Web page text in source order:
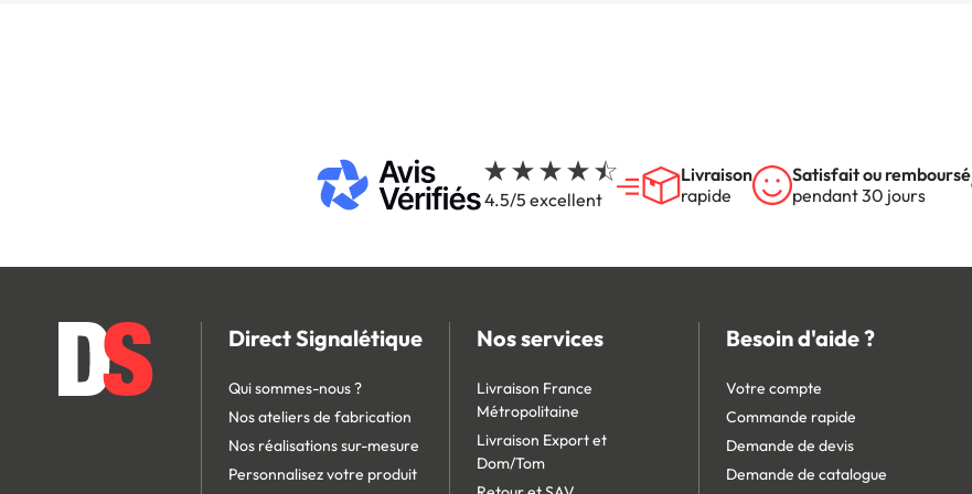
4.5/5 excellent
Livraison
rapide
Satisfait ou remboursé
pendant 30 jours
Direct Signalétique
Qui sommes-nous ?
Nos ateliers de fabrication
Nos réalisations sur-mesure
Personnalisez votre produit
Nos services
Livraison France
Métropolitaine
Livraison Export et
Dom/Tom
Besoin d'aide ?
Votre compte
Commande rapide
Demande de devis
Demande de catalogue